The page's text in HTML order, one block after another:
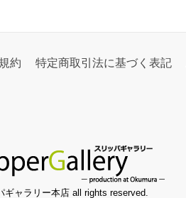
約 特定商取引法に基づく表記
ャラリー本店 all rights reserved.